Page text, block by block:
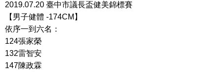
2019.07.20 臺中市議長盃健美錦標賽
【男子健體 -174CM】
依序一到六名：
124張家榮
132雷智安
147陳政霖